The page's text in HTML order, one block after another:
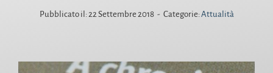
CERCA
Pubblicato il: 22 Settembre 2018 - Categorie:Attualità